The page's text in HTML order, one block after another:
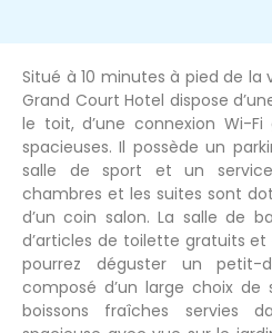
Situé à 10 minutes à pied de la
Grand Court Hotel dispose
le toit, d’une connexion Wi-
spacieuses. Il possède un
salle de sport et un service
chambres et les suites sont
d’un coin salon. La salle de
d’articles de toilette gratuits et
pourrez déguster un petit-
composé d’un large choix
boissons fraîches servies